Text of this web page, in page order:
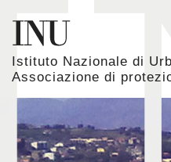
Istituto Nazionale di
Associazione di